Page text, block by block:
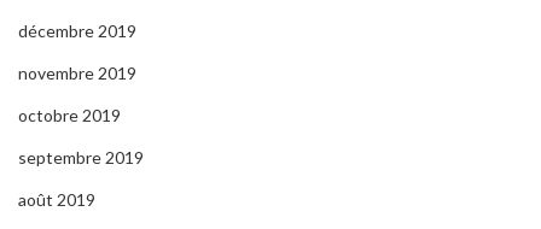
décembre 2019
novembre 2019
octobre 2019
septembre 2019
août 2019